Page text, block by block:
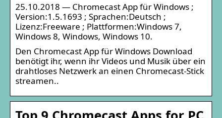
25.10.2018 — Chromecast App für Windows ;
Version:1.5.1693 ; Sprachen:Deutsch ;
Lizenz:Freeware ; Plattformen:Windows 7,
Windows 8, Windows, Windows 10.
Den Chromecast App für Windows Download
benötigt ihr, wenn ihr Videos und Musik über ein
drahtloses Netzwerk an einen Chromecast-Stick
streamen..